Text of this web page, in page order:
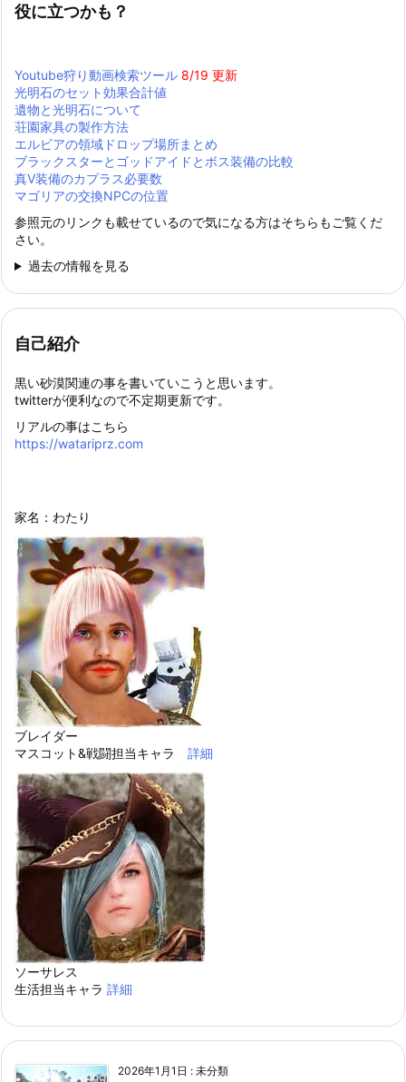
役に立つかも？
Youtube狩り動画検索ツール 8/19 更新
光明石のセット効果合計値
遺物と光明石について
荘園家具の製作方法
エルビアの領域ドロップ場所まとめ
ブラックスターとゴッドアイドとボス装備の比較
真Ⅴ装備のカプラス必要数
マゴリアの交換NPCの位置
参照元のリンクも載せているので気になる方はそちらもご覧くだ
さい。
過去の情報を見る
自己紹介
黒い砂漠関連の事を書いていこうと思います。
twitterが便利なので不定期更新です。
リアルの事はこちら
https://watariprz.com
家名：わたり
ブレイダー
マスコット&戦闘担当キャラ 詳細
ソーサレス
生活担当キャラ 詳細
2026年1月1日 : 未分類